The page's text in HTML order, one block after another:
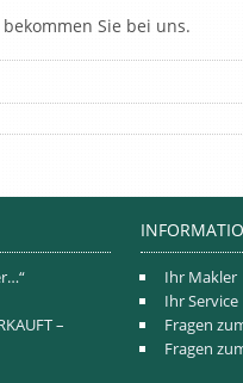
Sie bei uns.
–
Ihr Makler
Ihr Service
Fragen
Fragen